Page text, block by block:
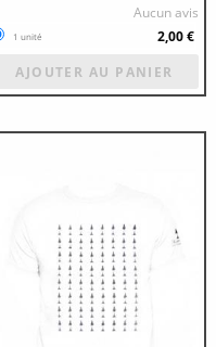
Aucun avis
1 unité
2,00 €
AJOUTER AU PANIER